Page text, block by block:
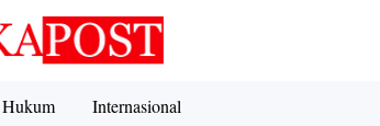
Hukum Internasional